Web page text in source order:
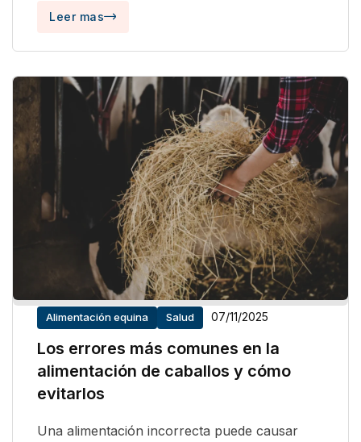
Leer mas
Alimentación equina Salud 07/11/2025
Los errores más comunes en la
alimentación de caballos y cómo
evitarlos
Una alimentación incorrecta puede causar